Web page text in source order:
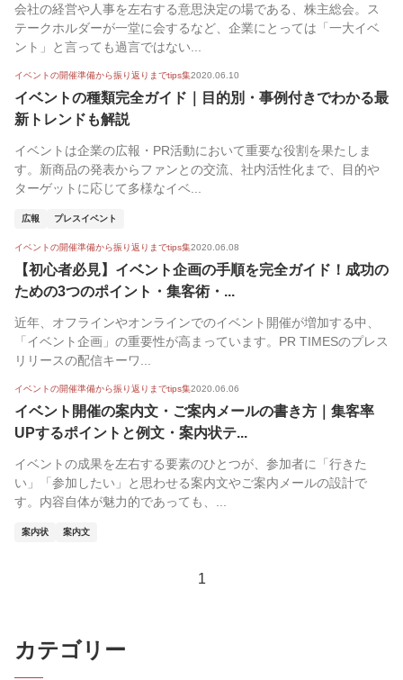
会社の経営や人事を左右する意思決定の場である、株主総会。ス
テークホルダーが一堂に会するなど、企業にとっては「一大イベ
ント」と言っても過言ではない...
イベントの開催準備から振り返りまでtips集2020.06.10
イベントの種類完全ガイド｜目的別・事例付きでわかる最
新トレンドも解説
イベントは企業の広報・PR活動において重要な役割を果たしま
す。新商品の発表からファンとの交流、社内活性化まで、目的や
ターゲットに応じて多様なイベ...
広報 プレスイベント
イベントの開催準備から振り返りまでtips集2020.06.08
【初心者必見】イベント企画の手順を完全ガイド！成功の
ための3つのポイント・集客術・...
近年、オフラインやオンラインでのイベント開催が増加する中、
「イベント企画」の重要性が高まっています。PR TIMESのプレス
リリースの配信キーワ...
イベントの開催準備から振り返りまでtips集2020.06.06
イベント開催の案内文・ご案内メールの書き方｜集客率
UPするポイントと例文・案内状テ...
イベントの成果を左右する要素のひとつが、参加者に「行きた
い」「参加したい」と思わせる案内文やご案内メールの設計で
す。内容自体が魅力的であっても、...
案内状 案内文
1
カテゴリー